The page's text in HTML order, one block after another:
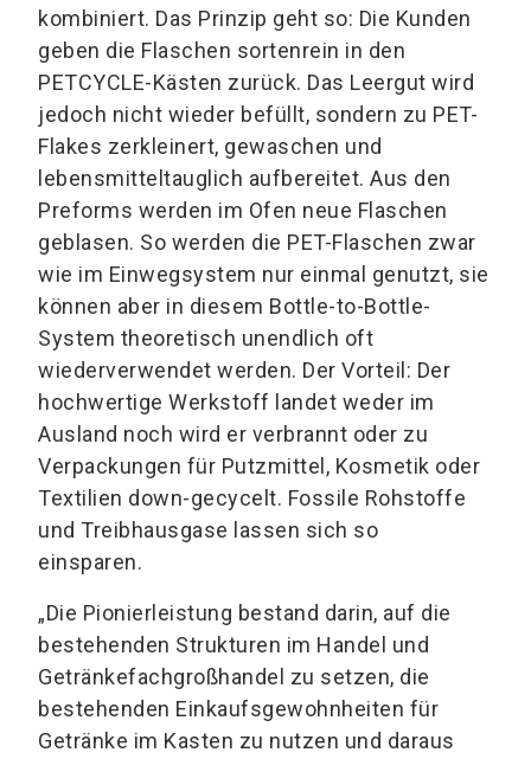
kombiniert. Das Prinzip geht so: Die Kunden
geben die Flaschen sortenrein in den
PETCYCLE-Kästen zurück. Das Leergut wird
jedoch nicht wieder befüllt, sondern zu PET-
Flakes zerkleinert, gewaschen und
lebensmitteltauglich aufbereitet. Aus den
Preforms werden im Ofen neue Flaschen
geblasen. So werden die PET-Flaschen zwar
wie im Einwegsystem nur einmal genutzt, sie
können aber in diesem Bottle-to-Bottle-
System theoretisch unendlich oft
wiederverwendet werden. Der Vorteil: Der
hochwertige Werkstoff landet weder im
Ausland noch wird er verbrannt oder zu
Verpackungen für Putzmittel, Kosmetik oder
Textilien down-gecycelt. Fossile Rohstoffe
und Treibhausgase lassen sich so
einsparen.
„Die Pionierleistung bestand darin, auf die
bestehenden Strukturen im Handel und
Getränkefachgroßhandel zu setzen, die
bestehenden Einkaufsgewohnheiten für
Getränke im Kasten zu nutzen und daraus